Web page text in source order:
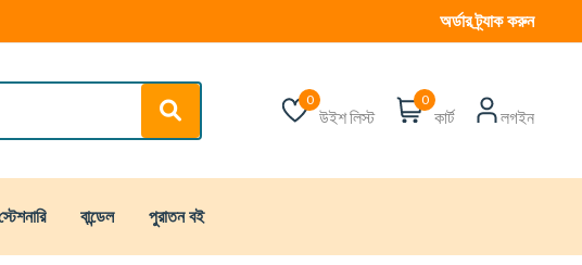
অর্ডার ট্র্যাক করুন
0
উইশ লিস্ট
0
কার্ট লগইন
বান্ডেল পুরাতন বই